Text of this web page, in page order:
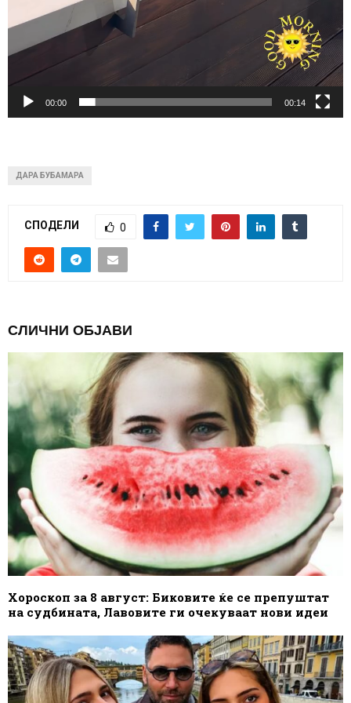
00:00 00:14
ДАРА БУБАМАРА
СПОДЕЛИ 0
СЛИЧНИ ОБЈАВИ
Хороскоп за 8 август: Биковите ќе се препуштат
на судбината, Лавовите ги очекуваат нови идеи